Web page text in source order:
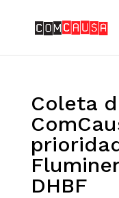
Coleta
DHBF